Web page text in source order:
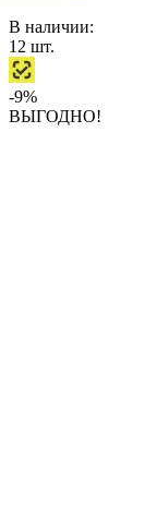
В наличии:
12 шт.
-9%
ВЫГОДНО!